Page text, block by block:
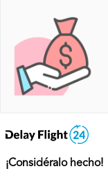
¡Considéralo hecho!